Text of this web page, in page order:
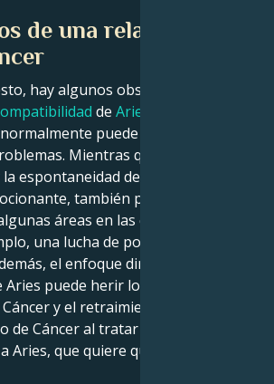
de una relación entre
hay algunos obstáculos en su
de Aries y Cáncer
puede razonar falsas
Mientras que la
espontaneidad de un Aries puede
también podría llamar la
áreas en las que chocan con
una lucha de poder o la falta de
el enfoque directo de la
puede herir los delicados
y el retraimiento y el
Cáncer al tratar los problemas
Aries, que quiere que todo salga a